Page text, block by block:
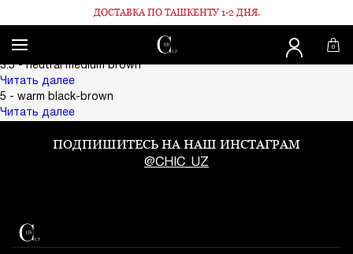
ДОСТАВКА ПО ТАШКЕНТУ 1-2 ДНЯ.
0
Medium Brown - натуральный коричневый
Medium Brown - натуральный коричневый
Поделиться:
3.5 - neutral medium brown
Читать далее
5 - warm black-brown
Читать далее
ПОДПИШИТЕСЬ НА НАШ ИНСТАГРАМ
@CHIC_UZ